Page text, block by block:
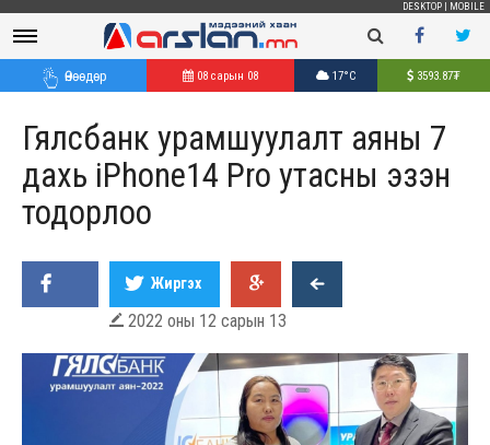
DESKTOP MOBILE
Өнөөдөр 08 сарын 08 17°C 3593.87₮
Гялсбанк урамшуулалт аяны 7
дахь iPhone14 Pro утасны эзэн
тодорлоо
Жиргэх
 2022 оны 12 сарын 13